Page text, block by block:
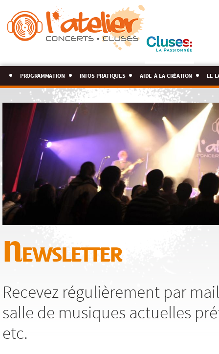
programmation infos pratiques aide à la création le
Newsletter
Recevez régulièrement par
salle de musiques actuelles
etc.